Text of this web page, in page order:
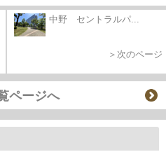
中野 セントラルパ...
＞次のページ
ページへ